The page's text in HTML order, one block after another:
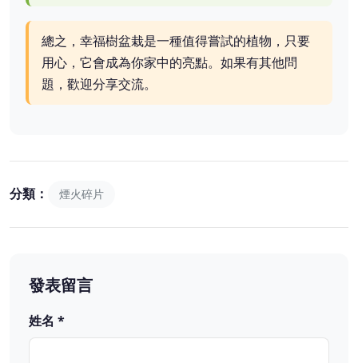
總之，幸福樹盆栽是一種值得嘗試的植物，只要
用心，它會成為你家中的亮點。如果有其他問
題，歡迎分享交流。
分類： 煙火碎片
發表留言
姓名 *